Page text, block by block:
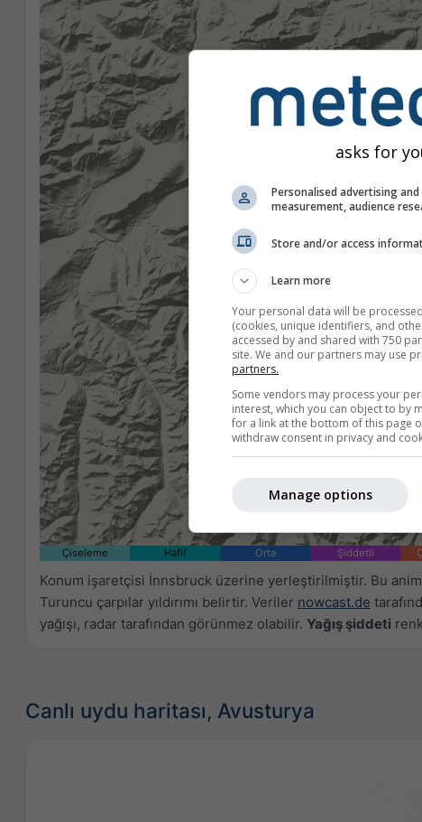
Çiseleme Hafif Orta Şiddetli
Konum işaretçisi İnnsbruck üzerine yerleştirilmiştir. Bu
Turuncu çarpılar yıldırımı belirtir. Veriler nowcast.de
yağışı, radar tarafından görünmez olabilir. Yağış şiddeti
Canlı uydu haritası, Avusturya
asks for
Personalised advertising
measurement, audience
Store and/or access
Learn more
Your personal data will be
(cookies, unique identifiers, and
accessed by and shared with 750
site. We and our partners may use
partners.
Some vendors may process your
interest, which you can object to by
for a link at the bottom of this page
withdraw consent in privacy and
Manage options